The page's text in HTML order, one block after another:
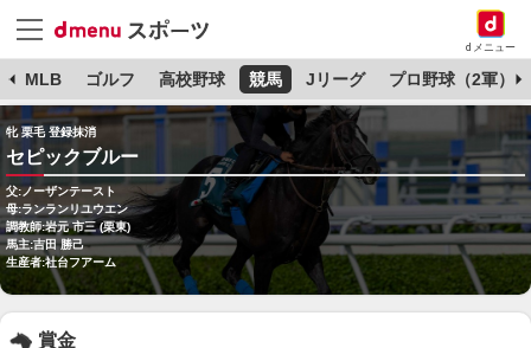
dメニュー
MLB ゴルフ 高校野球 競馬 Jリーグ プロ野球（2軍）
牝 栗毛 登録抹消
セピックブルー
父:ノーザンテースト
母:ランランリユウエン
調教師:岩元 市三 (栗東)
馬主:吉田 勝己
生産者:社台フアーム
賞金